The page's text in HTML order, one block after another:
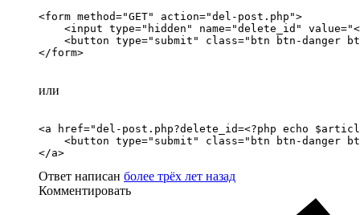
<form method="GET" action="del-post.php">
<input type="hidden" name="delete_id"
<button type="submit" class="btn btn-danger
</form>
или
<a href="del-post.php?delete_id=<?php echo
<button type="submit" class="btn btn-danger
</a>
Ответ написан более трёх лет назад
Комментировать